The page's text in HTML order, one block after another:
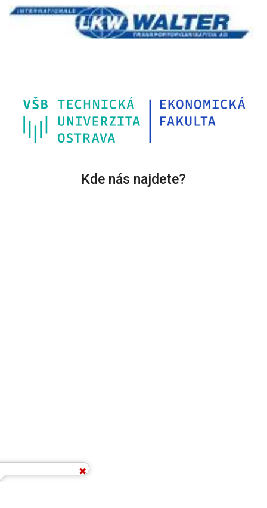
Kde nás najdete?